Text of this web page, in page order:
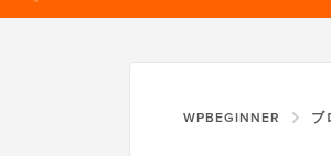
WPBEGINNER ブ